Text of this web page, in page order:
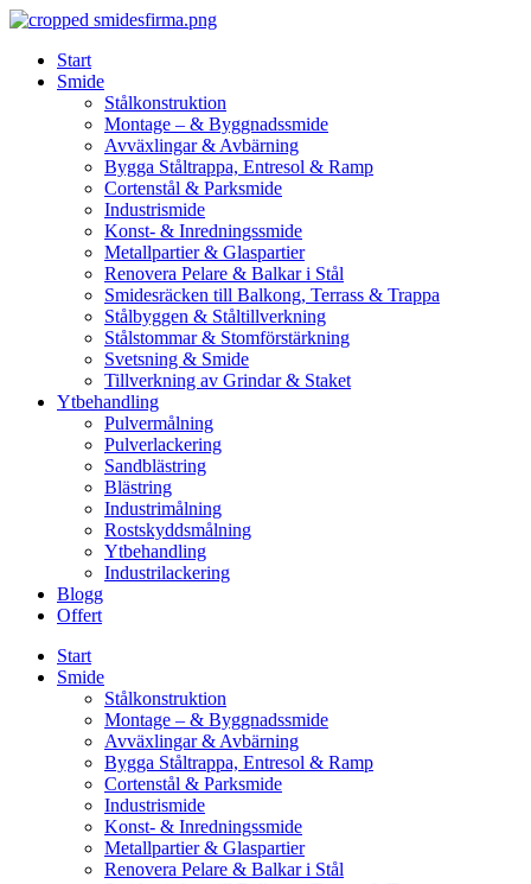
Skip
contentStart
Smide
Stålkonstruktion
Montage – & Byggnadssmide
Avväxlingar & Avbärning
Bygga Ståltrappa, Entresol & Ramp
Cortenstål & Parksmide
Industrismide
Konst- & Inredningssmide
Metallpartier & Glaspartier
Renovera Pelare & Balkar i Stål
Smidesräcken till Balkong, Terrass & Trappa
Stålbyggen & Ståltillverkning
Stålstommar & Stomförstärkning
Svetsning & Smide
Tillverkning av Grindar & Staket
Ytbehandling
Pulvermålning
Pulverlackering
Sandblästring
Blästring
Industrimålning
Rostskyddsmålning
Ytbehandling
Industrilackering
Blogg
Offert
Start
Smide
Stålkonstruktion
Montage – & Byggnadssmide
Avväxlingar & Avbärning
Bygga Ståltrappa, Entresol & Ramp
Cortenstål & Parksmide
Industrismide
Konst- & Inredningssmide
Metallpartier & Glaspartier
Renovera Pelare & Balkar i Stål